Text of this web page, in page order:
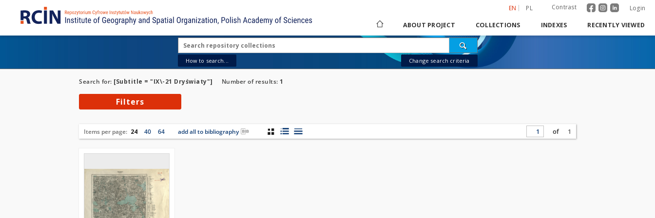
EN PL Contrast Login
ABOUT PROJECT COLLECTIONS INDEXES RECENTLY VIEWED
How to search... Change search criteria
Search for: [Subtitle = "IX\-21 Dryświaty"] Number of results: 1
Filters
Items per page: 24 40 64 add all to bibliography of 1